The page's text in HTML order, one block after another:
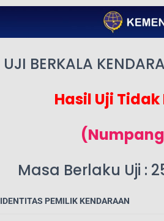
UJI BERKALA
Hasil Uji
Masa Berlaku Uji :
IDENTITAS PEMILIK KENDARAAN